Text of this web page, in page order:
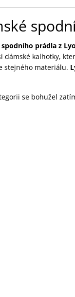
spodního prádla z
dámské kalhotky,
stejného materiálu.
se bohužel